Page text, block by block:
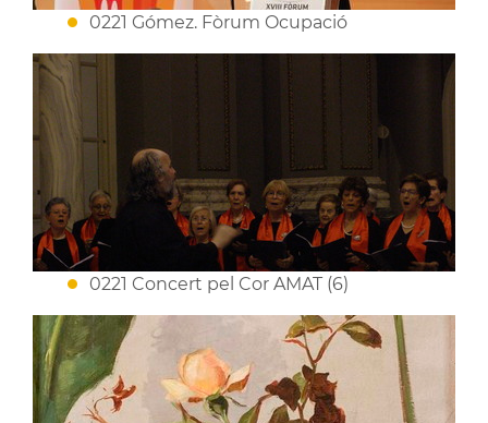
0221 Gómez. Fòrum Ocupació
0221 Concert pel Cor AMAT (6)